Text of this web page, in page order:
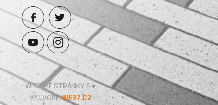
WEBOVÉ STRÁNKY S ♥
VYTVOŘILWEB7.CZ